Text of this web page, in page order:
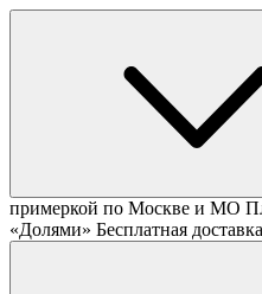
примеркой по Москве и МО
«Долями» Бесплатная